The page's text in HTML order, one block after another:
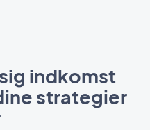
indkomst
strategier